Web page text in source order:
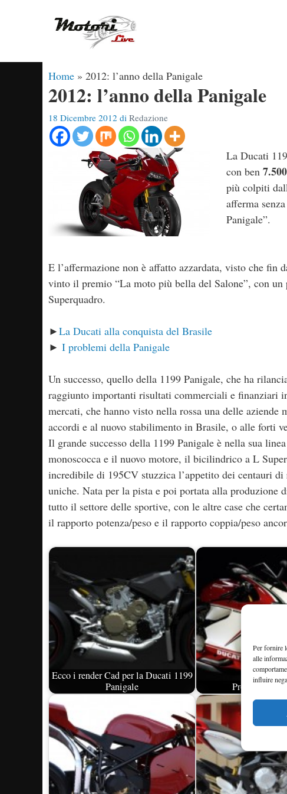
Per fornire
alle
influire
Home » 2012: l’anno della Panigale
2012: l’anno della Panigale
18 Dicembre 2012 di Redazione
La Ducati
con ben
più colpiti
afferma
Panigale”.
E l’affermazione non è affatto azzardata, visto che fin
vinto il premio “La moto più bella del Salone”, con
Superquadro.
►La Ducati alla conquista del Brasile
► I problemi della Panigale
Un successo, quello della 1199 Panigale, che ha
raggiunto importanti risultati commerciali e finanziari
mercati, che hanno visto nella rossa una delle
accordi e al nuovo stabilimento in Brasile, o alle forti
Il grande successo della 1199 Panigale è nella sua
monoscocca e il nuovo motore, il bicilindrico a L
incredibile di 195CV stuzzica l’appetito dei centauri
uniche. Nata per la pista e poi portata alla produzione
tutto il settore delle sportive, con le altre case che
il rapporto potenza/peso e il rapporto coppia/peso
Ecco i render Cad per la Ducati 1199
Panigale
Promozione